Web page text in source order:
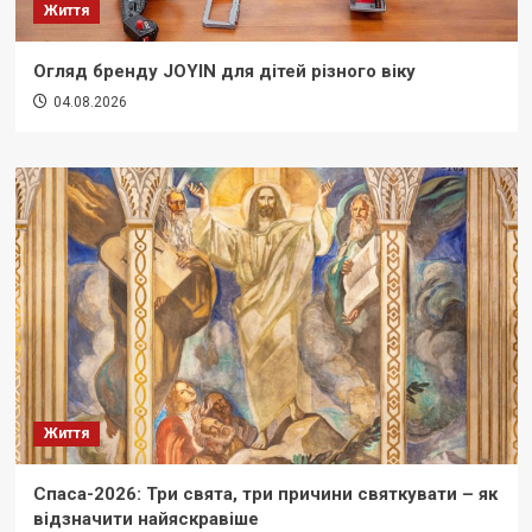
Життя
Огляд бренду JOYIN для дітей різного віку
04.08.2026
Життя
Спаса-2026: Три свята, три причини святкувати – як
відзначити найяскравіше